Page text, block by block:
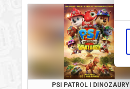
PSI PATROL I DINOZAURY